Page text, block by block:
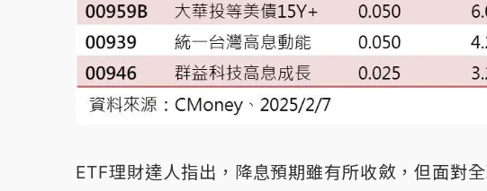
ETF理財達人指出，降息預期雖有所收斂，但面對